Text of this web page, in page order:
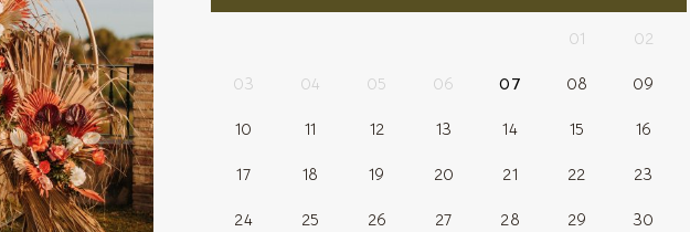
01 02
03 04 05 06 07 08 09
10 11 12 13 14 15 16
17 18 19 20 21 22 23
24 25 26 27 28 29 30